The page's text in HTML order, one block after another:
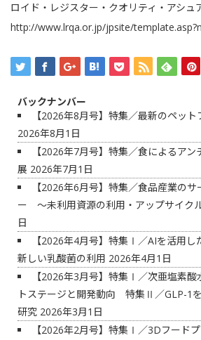
ロイド・レジスター・クオリティ・アシュ
http://www.lrqa.or.jp/jpsite/
バックナンバー
【2026年8月号】特集／最新のペッ
2026年8月1日
【2026年7月号】特集／食によるア
展 2026年7月1日
【2026年6月号】特集／食品産業の
ー ～未利用資源の利用・アップサイク
日
【2026年4月号】特集Ⅰ／AIを活用
新しい乳酸菌の利用 2026年4月1日
【2026年3月号】特集Ⅰ／次亜塩素
トステージと開発動向 特集Ⅱ／GLP-1
研究 2026年3月1日
【2026年2月号】特集Ⅰ／3Dフード